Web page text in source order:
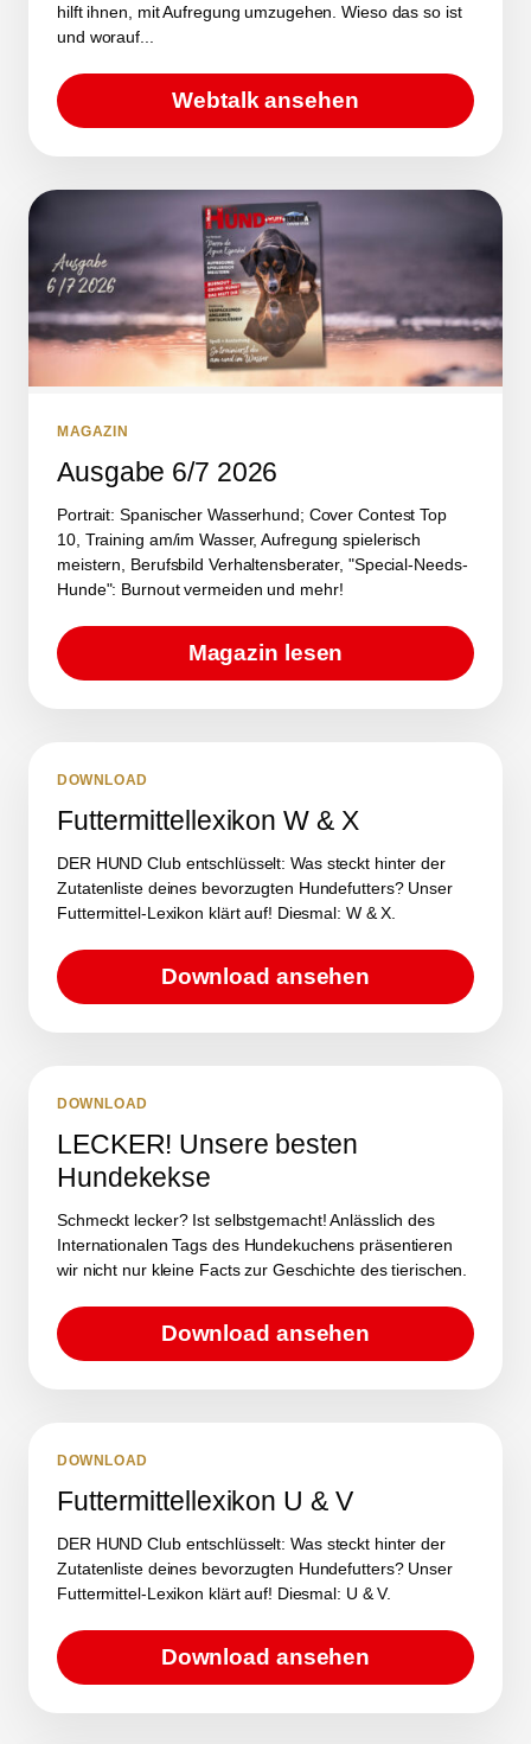
hilft ihnen, mit Aufregung umzugehen. Wieso das so ist
und worauf...
Webtalk ansehen
MAGAZIN
Ausgabe 6/7 2026
Portrait: Spanischer Wasserhund; Cover Contest Top
10, Training am/im Wasser, Aufregung spielerisch
meistern, Berufsbild Verhaltensberater, "Special-Needs-
Hunde": Burnout vermeiden und mehr!
Magazin lesen
DOWNLOAD
Futtermittellexikon W & X
DER HUND Club entschlüsselt: Was steckt hinter der
Zutatenliste deines bevorzugten Hundefutters? Unser
Futtermittel-Lexikon klärt auf! Diesmal: W & X.
Download ansehen
DOWNLOAD
LECKER! Unsere besten
Hundekekse
Schmeckt lecker? Ist selbstgemacht! Anlässlich des
Internationalen Tags des Hundekuchens präsentieren
wir nicht nur kleine Facts zur Geschichte des tierischen.
Download ansehen
DOWNLOAD
Futtermittellexikon U & V
DER HUND Club entschlüsselt: Was steckt hinter der
Zutatenliste deines bevorzugten Hundefutters? Unser
Futtermittel-Lexikon klärt auf! Diesmal: U & V.
Download ansehen